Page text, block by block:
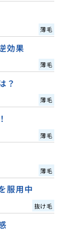
薄毛
効果
薄毛
？
薄毛
薄毛
薄毛
服用中
抜け毛